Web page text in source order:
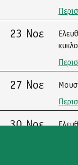
23 Νοε
27 Νοε
30 Νοε